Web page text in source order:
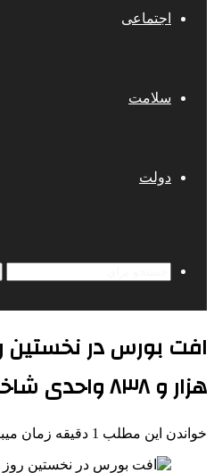
اجتماعی
سلامت
دولت
هزار و ۸۳۸ واحدی شاخص کل
خواندن این مطلب 1 دقیقه زمان میبرد